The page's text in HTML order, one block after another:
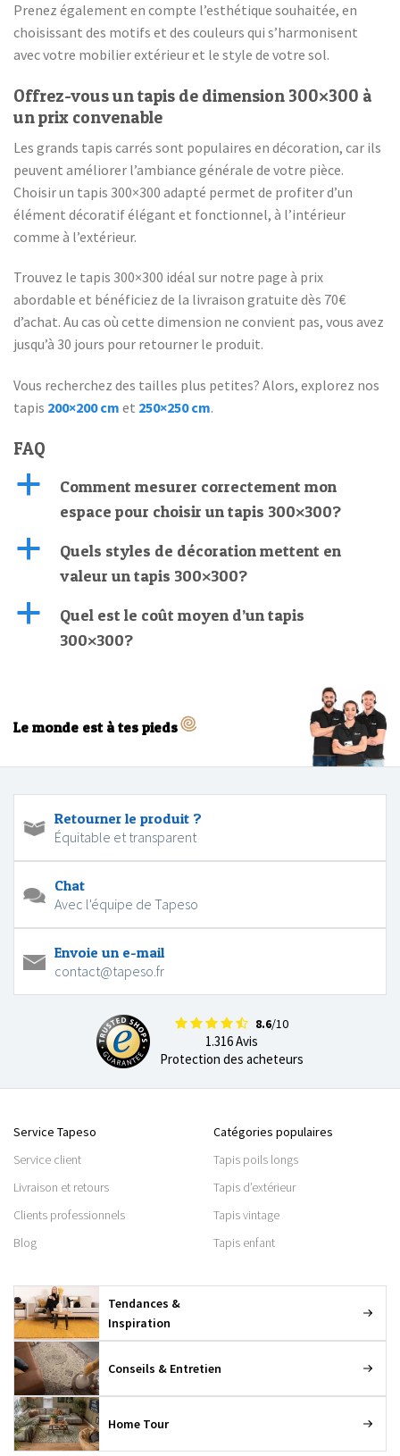
Prenez également en compte l’esthétique souhaitée, en
choisissant des motifs et des couleurs qui s’harmonisent
avec votre mobilier extérieur et le style de votre sol.
Offrez-vous un tapis de dimension 300×300 à
un prix convenable
Les grands tapis carrés sont populaires en décoration, car ils
peuvent améliorer l’ambiance générale de votre pièce.
Choisir un tapis 300×300 adapté permet de profiter d’un
élément décoratif élégant et fonctionnel, à l’intérieur
comme à l’extérieur.
Trouvez le tapis 300×300 idéal sur notre page à prix
abordable et bénéficiez de la livraison gratuite dès 70€
d’achat. Au cas où cette dimension ne convient pas, vous avez
jusqu’à 30 jours pour retourner le produit.
Vous recherchez des tailles plus petites? Alors, explorez nos
tapis 200×200 cm et 250×250 cm.
FAQ
a
Comment mesurer correctement mon
espace pour choisir un tapis 300×300?
a
Quels styles de décoration mettent en
valeur un tapis 300×300?
a
Quel est le coût moyen d’un tapis
300×300?
Le monde est à tes pieds
Retourner le produit ?
Équitable et transparent
Chat
Avec l'équipe de Tapeso
Envoie un e-mail
contact@tapeso.fr
8.6/10
1.316 Avis
Protection des acheteurs
Service Tapeso
Service client
Livraison et retours
Clients professionnels
Blog
Catégories populaires
Tapis poils longs
Tapis d’extérieur
Tapis vintage
Tapis enfant
Tendances &
Inspiration
Conseils & Entretien
Home Tour